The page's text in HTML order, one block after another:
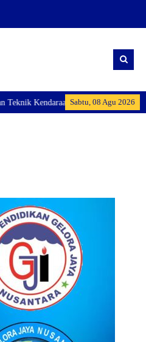
Sabtu, 08 Agu 2026
Kendaraan Ringan Dan membuka